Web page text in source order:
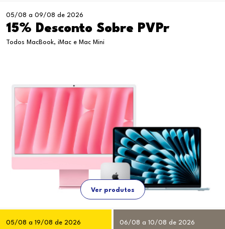
05/08 a 09/08 de 2026
15% Desconto Sobre PVPr
Todos MacBook, iMac e Mac Mini
Ver produtos
05/08 a 19/08 de 2026 06/08 a 10/08 de 2026